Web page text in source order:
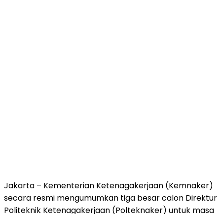
Jakarta – Kementerian Ketenagakerjaan (Kemnaker)
secara resmi mengumumkan tiga besar calon Direktur
Politeknik Ketenagakerjaan (Polteknaker) untuk masa